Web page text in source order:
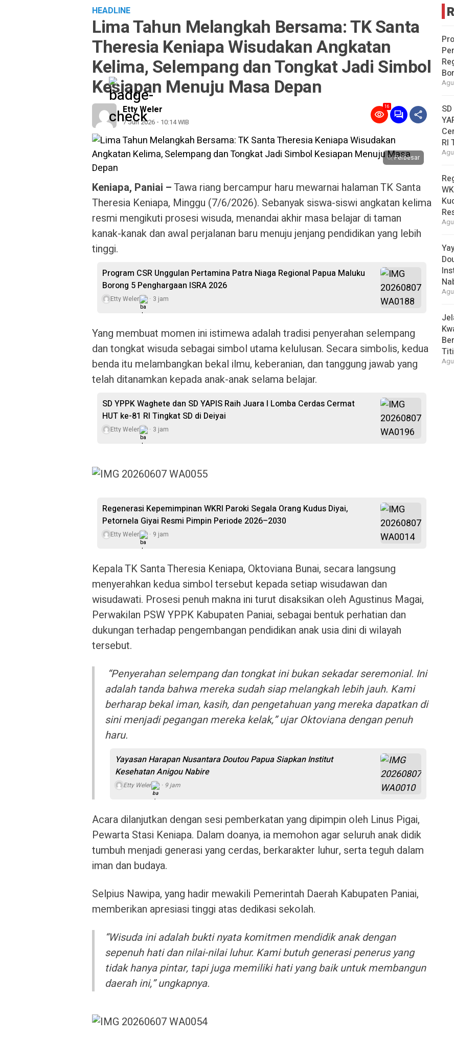
HEADLINE
Lima Tahun Melangkah Bersama: TK Santa
Theresia Keniapa Wisudakan Angkatan
Kelima, Selempang dan Tongkat Jadi Simbol
Kesiapan Menuju Masa Depan
Etty Weler
7 Jun 2026 - 10:14 WIB
16
Perbesar
Keniapa, Paniai –Tawa riang bercampur haru mewarnai halaman TK Santa
Theresia Keniapa, Minggu (7/6/2026). Sebanyak siswa-siswi angkatan kelima
resmi mengikuti prosesi wisuda, menandai akhir masa belajar di taman
kanak-kanak dan awal perjalanan baru menuju jenjang pendidikan yang lebih
tinggi.
Program CSR Unggulan Pertamina Patra Niaga Regional Papua Maluku
Borong 5 Penghargaan ISRA 2026
Etty Weler 3 jam
Yang membuat momen ini istimewa adalah tradisi penyerahan selempang
dan tongkat wisuda sebagai simbol utama kelulusan. Secara simbolis, kedua
benda itu melambangkan bekal ilmu, keberanian, dan tanggung jawab yang
telah ditanamkan kepada anak-anak selama belajar.
SD YPPK Waghete dan SD YAPIS Raih Juara I Lomba Cerdas Cermat
HUT ke-81 RI Tingkat SD di Deiyai
Etty Weler 3 jam
Regenerasi Kepemimpinan WKRI Paroki Segala Orang Kudus Diyai,
Petornela Giyai Resmi Pimpin Periode 2026–2030
Etty Weler 9 jam
Kepala TK Santa Theresia Keniapa, Oktoviana Bunai, secara langsung
menyerahkan kedua simbol tersebut kepada setiap wisudawan dan
wisudawati. Prosesi penuh makna ini turut disaksikan oleh Agustinus Magai,
Perwakilan PSW YPPK Kabupaten Paniai, sebagai bentuk perhatian dan
dukungan terhadap pengembangan pendidikan anak usia dini di wilayah
tersebut.
“Penyerahan selempang dan tongkat ini bukan sekadar seremonial. Ini
adalah tanda bahwa mereka sudah siap melangkah lebih jauh. Kami
berharap bekal iman, kasih, dan pengetahuan yang mereka dapatkan di
sini menjadi pegangan mereka kelak,” ujar Oktoviana dengan penuh
haru.
Yayasan Harapan Nusantara Doutou Papua Siapkan Institut
Kesehatan Anigou Nabire
Etty Weler 9 jam
Acara dilanjutkan dengan sesi pemberkatan yang dipimpin oleh Linus Pigai,
Pewarta Stasi Keniapa. Dalam doanya, ia memohon agar seluruh anak didik
tumbuh menjadi generasi yang cerdas, berkarakter luhur, serta teguh dalam
iman dan budaya.
Selpius Nawipa, yang hadir mewakili Pemerintah Daerah Kabupaten Paniai,
memberikan apresiasi tinggi atas dedikasi sekolah.
“Wisuda ini adalah bukti nyata komitmen mendidik anak dengan
sepenuh hati dan nilai-nilai luhur. Kami butuh generasi penerus yang
tidak hanya pintar, tapi juga memiliki hati yang baik untuk membangun
daerah ini,” ungkapnya.
RI